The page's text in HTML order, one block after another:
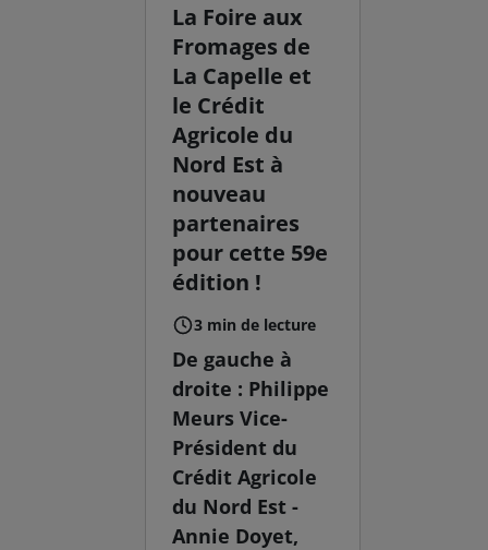
La Foire aux
Fromages de
La Capelle et
le Crédit
Agricole du
Nord Est à
nouveau
partenaires
pour cette 59e
édition !
3 min de lecture
De gauche à
droite : Philippe
Meurs Vice-
Président du
Crédit Agricole
du Nord Est -
Annie Doyet,